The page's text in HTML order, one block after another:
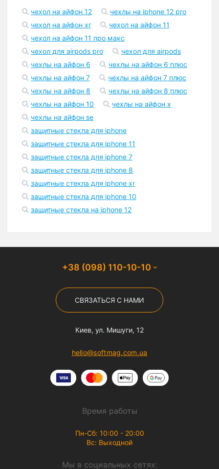
чехол на айфон 12
чехлы на iphone 12 pro
чехол на айфон xr
чехол на айфон 11
чехол на айфон 11 про макс
чехол для airpods pro
чехол для airpods
чехлы на айфон 6
чехлы на айфон 6 плюс
чехлы на айфон 7
чехлы на айфон 7 плюс
чехлы на айфон 8
чехлы на айфон 8 плюс
чехлы на айфон 10
чехлы на айфон x
чехлы на айфон se
защитные стекла для iphone
защитные стекла для iphone 11
защитные стекла для iphone 7
защитные стекла для iphone 8
защитные стекла для iphone xr
защитные стекла для iphone 10
защитные стекла на iphone 12
+38 (098) 110-10-10
СВЯЗАТЬСЯ С НАМИ
Киев, ул. Мишуги, 12
hello@softmag.com.ua
Время работы
Пн-Сб: 10:00 - 20:00
Вс: Выходной
Мы в социальных сетях: